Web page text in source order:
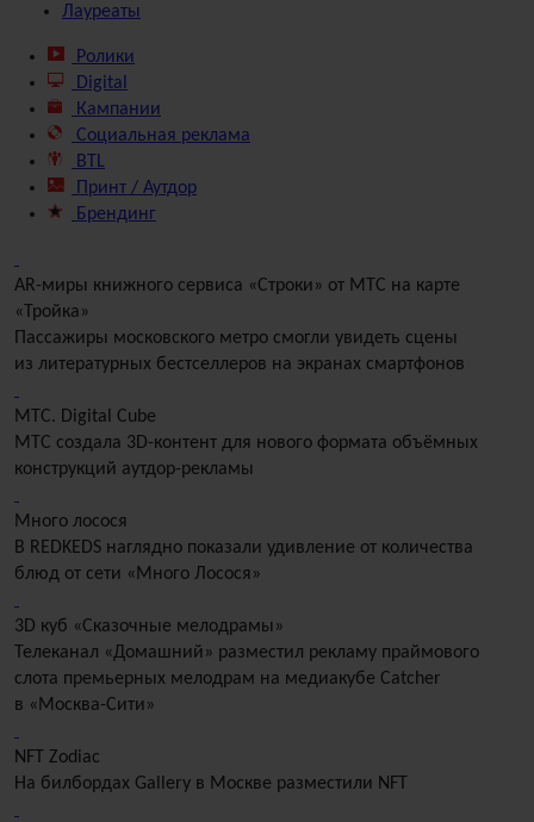
Лауреаты
Ролики
Digital
Кампании
Социальная реклама
BTL
Принт / Аутдор
Брендинг
AR-миры книжного сервиса «Строки» от МТС на карте
«Тройка»
Пассажиры московского метро смогли увидеть сцены
из литературных бестселлеров на экранах смартфонов
МТС. Digital Cube
МТС создала 3D-контент для нового формата объёмных
конструкций аутдор-рекламы
Много лосося
В REDKEDS наглядно показали удивление от количества
блюд от сети «Много Лосося»
3D куб «Сказочные мелодрамы»
Телеканал «Домашний» разместил рекламу праймового
слота премьерных мелодрам на медиакубе Catcher
в «Москва-Сити»
NFT Zodiac
На билбордах Gallery в Москве разместили NFT